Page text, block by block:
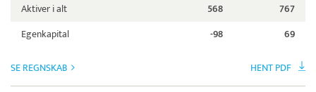
Aktiver i alt
568
767
Egenkapital
-98 69
SE REGNSKAB HENT PDF